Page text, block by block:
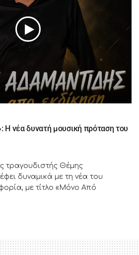
Η νέα δυνατή μουσική πρόταση του
τραγουδιστής Θέμης
δυναμικά με τη νέα του
με τίτλο «Μόνο Από